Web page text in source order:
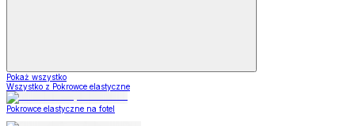
Pokaż wszystko
Wszystko z Pokrowce elastyczne
Pokrowce elastyczne na fotel